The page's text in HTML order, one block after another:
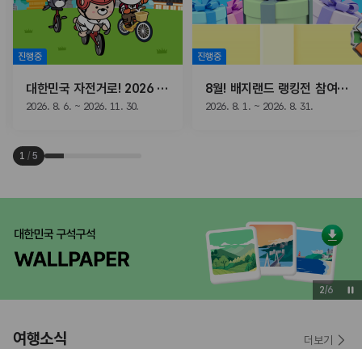
진행중
대한민국 자전거로! 2026 동네방네 라이딩
2026. 8. 6. ~ 2026. 11. 30.
진행중
8월! 배지랜드 랭킹전 참여하고, 선물받자!
2026. 8. 1. ~ 2026. 8. 31.
1 / 5
3/6
여행소식 더보기